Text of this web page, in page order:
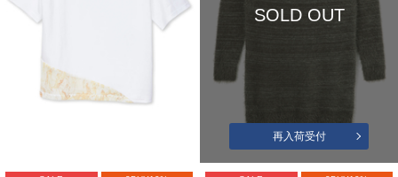
SOLD OUT
再入荷受付